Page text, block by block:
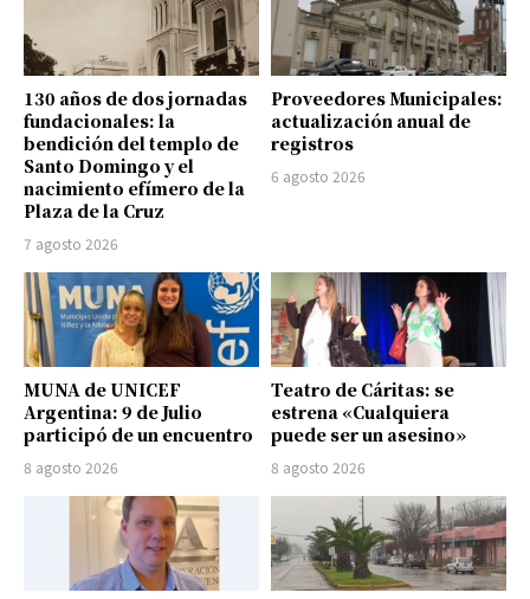
130 años de dos jornadas
fundacionales: la
bendición del templo de
Santo Domingo y el
nacimiento efímero de la
Plaza de la Cruz
7 agosto 2026
Proveedores Municipales:
actualización anual de
registros
6 agosto 2026
MUNA de UNICEF
Argentina: 9 de Julio
participó de un encuentro
8 agosto 2026
Teatro de Cáritas: se
estrena «Cualquiera
puede ser un asesino»
8 agosto 2026